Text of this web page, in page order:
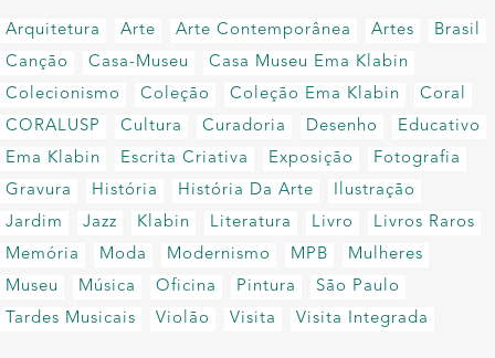
Arquitetura Arte Arte Contemporânea Artes
Brasil
Canção
Casa-Museu
Casa Museu Ema Klabin
Colecionismo
Coleção Coleção Ema Klabin
Coral
CORALUSP
Cultura Curadoria Desenho
Educativo
Ema Klabin
Escrita Criativa Exposição
Fotografia
Gravura
História História Da Arte
Ilustração
Jardim
Jazz Klabin Literatura Livro
Livros Raros
Memória
Moda Modernismo MPB
Mulheres
Museu
Música Oficina Pintura
São Paulo
Tardes Musicais
Violão Visita Visita Integrada